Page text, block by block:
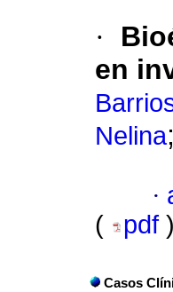
·
en
Nelina;
·
(
pdf )
Casos